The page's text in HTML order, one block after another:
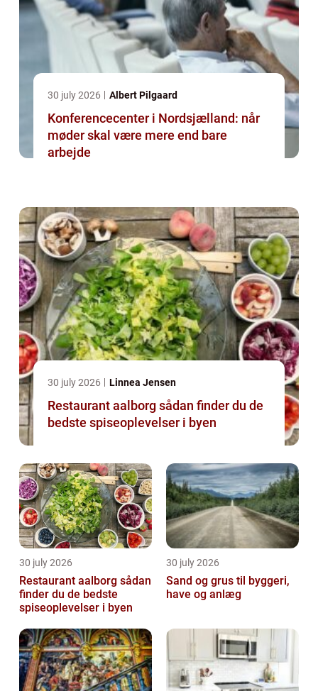
30 july 2026 Albert Pilgaard
Konferencecenter i Nordsjælland: når
møder skal være mere end bare
arbejde
30 july 2026 Linnea Jensen
Restaurant aalborg sådan finder du de
bedste spiseoplevelser i byen
30 july 2026
Restaurant aalborg sådan
finder du de bedste
spiseoplevelser i byen
30 july 2026
Sand og grus til byggeri,
have og anlæg